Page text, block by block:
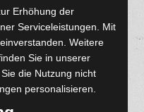
Erhöhung der
Serviceleistungen. Mit
Weitere
Sie in unserer
Sie die Nutzung nicht
personalisieren.